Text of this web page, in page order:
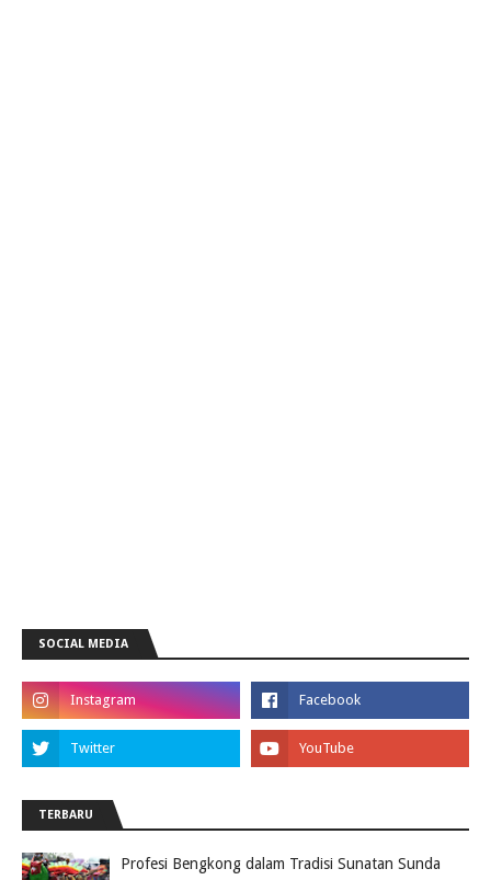
SOCIAL MEDIA
TERBARU
Profesi Bengkong dalam Tradisi Sunatan Sunda